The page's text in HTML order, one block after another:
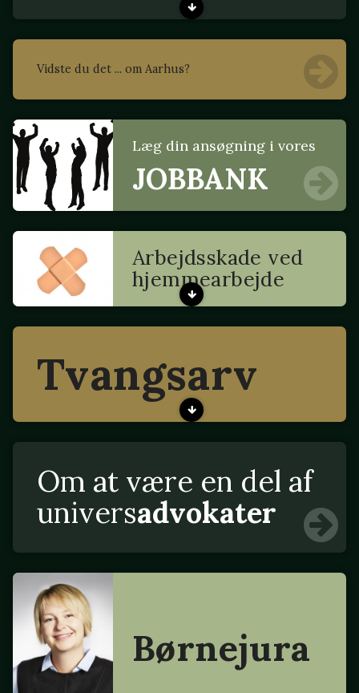
Vidste du det ... om Aarhus?
Læg din ansøgning i vores
JOBBANK
Arbejdsskade ved
hjemmearbejde
Tvangsarv
Om at være en del af
universadvokater
Børnejura